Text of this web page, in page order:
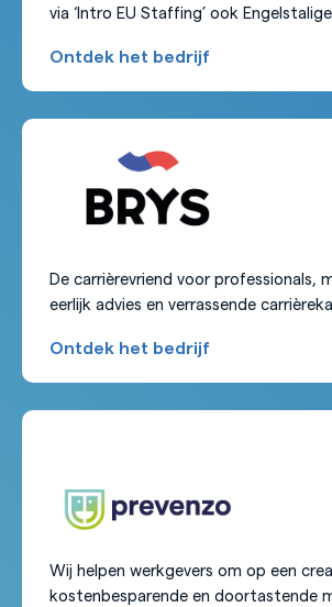
via ‘Intro EU Staffing’ ook
Ontdek het bedrijf
De carrièrevriend voor professionals,
eerlijk advies en verrassende
Ontdek het bedrijf
Wij helpen werkgevers om op een
kostenbesparende en doortastende